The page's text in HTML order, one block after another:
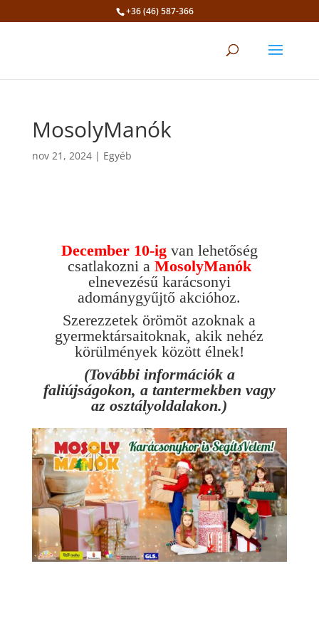
+36 (46) 587-366
MosolyManók
nov 21, 2024| Egyéb
December 10-igvan lehetőség
csatlakozni a MosolyManók
elnevezésű karácsonyi
adománygyűjtő akcióhoz.
Szerezzetek örömöt azoknak a
gyermektársaitoknak, akik nehéz
körülmények között élnek!
(További információk a
faliújságokon, a tantermekben vagy
az osztályoldalakon.)